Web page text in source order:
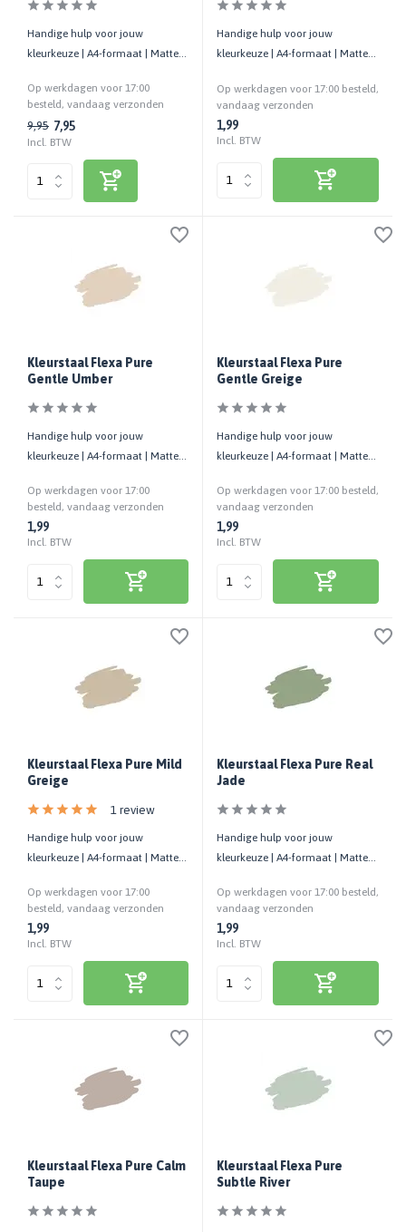
Handige hulp voor jouw
kleurkeuze | A4-formaat | Matte
Op werkdagen voor 17:00
besteld, vandaag verzonden
9,95 7,95
Incl. BTW
Handige hulp voor jouw
kleurkeuze | A4-formaat | Matte
Op werkdagen voor 17:00 besteld,
vandaag verzonden
1,99
Incl. BTW
Kleurstaal Flexa Pure
Gentle Umber
Handige hulp voor jouw
kleurkeuze | A4-formaat | Matte
Op werkdagen voor 17:00
besteld, vandaag verzonden
1,99
Incl. BTW
Kleurstaal Flexa Pure
Gentle Greige
Handige hulp voor jouw
kleurkeuze | A4-formaat | Matte
Op werkdagen voor 17:00 besteld,
vandaag verzonden
1,99
Incl. BTW
Kleurstaal Flexa Pure Mild
Greige
1 review
Handige hulp voor jouw
kleurkeuze | A4-formaat | Matte
Op werkdagen voor 17:00
besteld, vandaag verzonden
1,99
Incl. BTW
Kleurstaal Flexa Pure Real
Jade
Handige hulp voor jouw
kleurkeuze | A4-formaat | Matte
Op werkdagen voor 17:00 besteld,
vandaag verzonden
1,99
Incl. BTW
Kleurstaal Flexa Pure Calm
Taupe
Kleurstaal Flexa Pure
Subtle River